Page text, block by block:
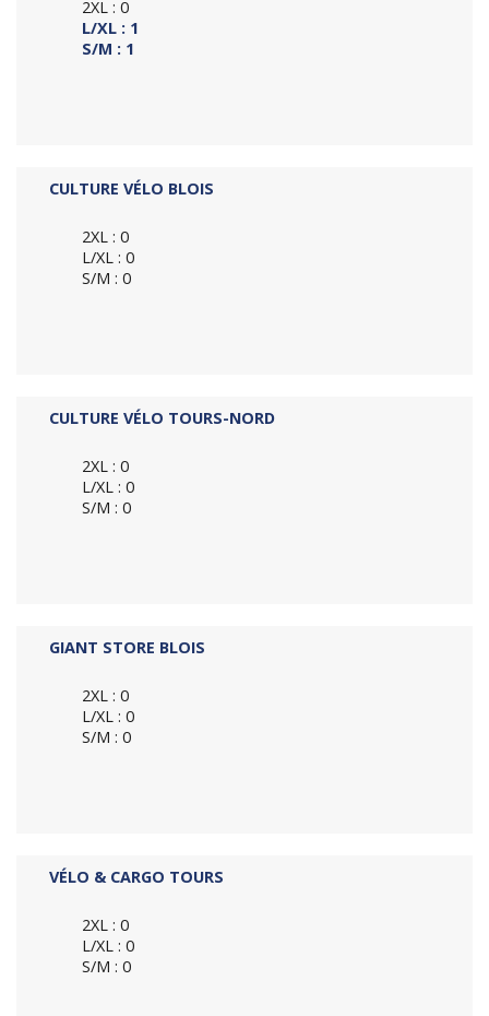
2XL : 0
L/XL : 1
S/M : 1
CULTURE VÉLO BLOIS
2XL : 0
L/XL : 0
S/M : 0
CULTURE VÉLO TOURS-NORD
2XL : 0
L/XL : 0
S/M : 0
GIANT STORE BLOIS
2XL : 0
L/XL : 0
S/M : 0
VÉLO & CARGO TOURS
2XL : 0
L/XL : 0
S/M : 0